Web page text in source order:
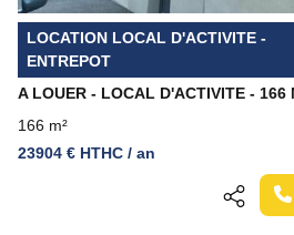
LOCATION LOCAL D'ACTIVITE -
ENTREPOT
A LOUER - LOCAL D'ACTIVITE - 166
166 m²
23904 € HTHC / an